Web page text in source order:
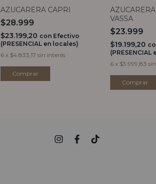
AZUCARERA CAPRI
$28.999
$23.199,20 con Efectivo
(PRESENCIAL en locales)
6 x $4.833,17 sin interés
VASSA
$23.999
$19.199,20
6 x $3.999,83